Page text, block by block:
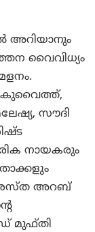
അറിയാനും
വൈവിധ്യം
കുവൈത്ത്,
സൗദി
നായകരും
അറബ്
മുഫ്‌തി